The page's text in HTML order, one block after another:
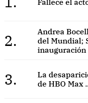
2.
Andrea
del Mundial;
inauguración
3.
La
de HBO Max